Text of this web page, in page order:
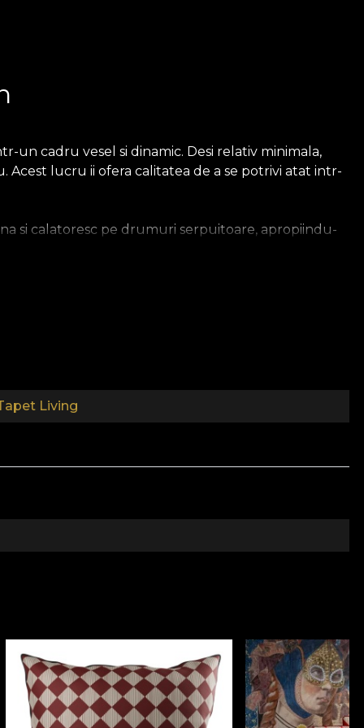
un cadru vesel si dinamic. Desi relativ minimala,
lucru ii ofera calitatea de a se potrivi atat intr-
si calatoresc pe drumuri serpuitoare, apropiindu-
si hartia prinde viata. Acel moment a fost
material netesut, extrem de rezistent si de
care imbraca peretii cu o textura care aduce
abordeaza viata in feluri diferite, insa ce au
a calatori.
pentru ca sunt dornici de conexiune, de conversatii
Living